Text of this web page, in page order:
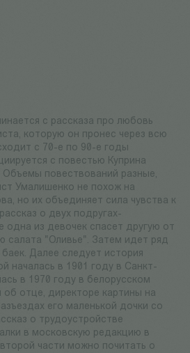
с рассказа про любовь
которую он пронес через всю
с 70-е по 90-е годы
с повестью Куприна
Объемы повествований разные,
Умалишенко не похож на
но их объединяет сила чувства к
о двух подругах-
одна из девочек спасет другую от
салата "Оливье". Затем идет ряд
Далее следует история
началась в 1901 году в Санкт-
в 1970 году в белорусском
отце, директоре картины на
его маленькой дочки со
о трудоустройстве
в московскую редакцию в
части можно почитать о